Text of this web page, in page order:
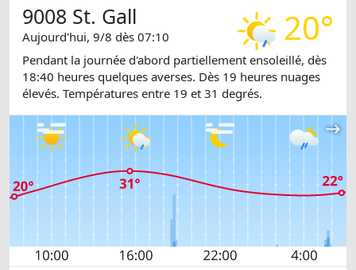
20°
9008 St. Gall
Aujourd'hui, 9/8 dès 07:10
Pendant la journée d'abord partiellement ensoleillé, dès
18:40 heures quelques averses. Dès 19 heures nuages
élevés. Températures entre 19 et 31 degrés.